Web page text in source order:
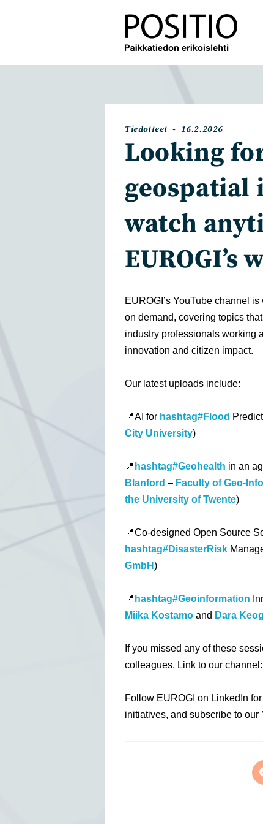
Artikkelin
Tiedotteet
Artikkeli
julkaistu:
16.2.2026
Looking
geospatial
watch
EUROGI’s
EUROGI’s YouTube channel
on demand, covering topics
industry professionals working
innovation and citizen impact.
Our latest uploads include:
📍AI for hashtag#Flood
City University)
📍 hashtag#Geohealth in an
Blanford – Faculty of Geo-
the University of Twente)
📍Co-designed Open Source
hashtag#DisasterRisk
GmbH)
📍 hashtag#Geoinformation
Miika Kostamo and Dara
If you missed any of these
colleagues. Link to our channel:
Follow EUROGI on LinkedIn
initiatives, and subscribe to our